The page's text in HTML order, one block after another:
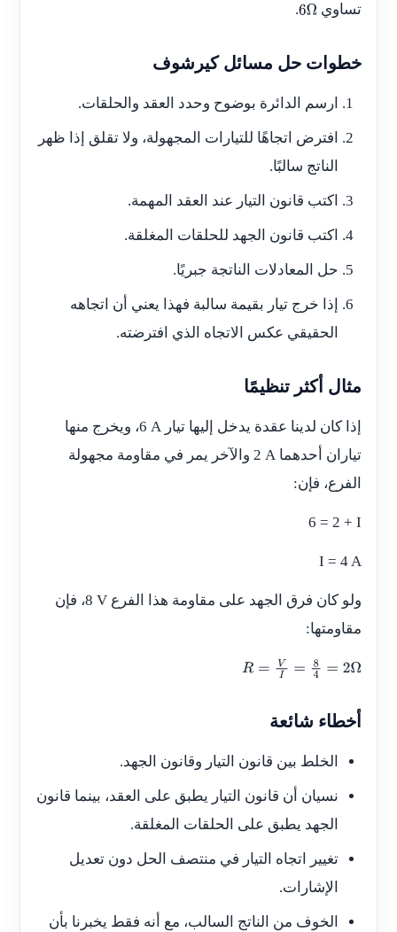
تساوي
6
.
خطوات حل مسائل كيرشوف
ارسم الدائرة بوضوح وحدد العقد والحلقات.
افترض اتجاهًا للتيارات المجهولة، ولا تقلق إذا ظهر
الناتج سالبًا.
اكتب قانون التيار عند العقد المهمة.
اكتب قانون الجهد للحلقات المغلقة.
حل المعادلات الناتجة جبريًا.
إذا خرج تيار بقيمة سالبة فهذا يعني أن اتجاهه
الحقيقي عكس الاتجاه الذي افترضته.
مثال أكثر تنظيمًا
إذا كان لدينا عقدة يدخل إليها تيار 6 A، ويخرج منها
تياران أحدهما 2 Aوالآخر يمر في مقاومة مجهولة
الفرع، فإن:
6 = 2 + I
I = 4 A
ولو كان فرق الجهد على مقاومة هذا الفرع 8 V، فإن
مقاومتها:
R=V I=84=2Ω
أخطاء شائعة
الخلط بين قانون التيار وقانون الجهد.
نسيان أن قانون التيار يطبق على العقد، بينما قانون
الجهد يطبق على الحلقات المغلقة.
تغيير اتجاه التيار في منتصف الحل دون تعديل
الإشارات.
الخوف من الناتج السالب، مع أنه فقط يخبرنا بأن